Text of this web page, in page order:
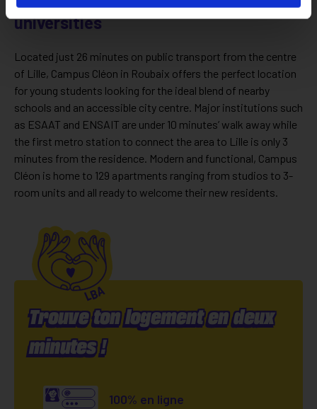
Just steps away from schools and
universities
Located just 26 minutes on public transport from the centre
of Lille, Campus Cléon in Roubaix offers the perfect location
for young students looking for the ideal blend of nearby
schools and an accessible city centre. Major institutions such
as ESAAT and ENSAIT are under 10 minutes’ walk away while
the first metro station to connect the area to Lille is only 3
minutes from the residence. Modern and functional, Campus
Cléon is home to 129 apartments ranging from studios to 3-
room units and all ready to welcome their new residents.
Trouve ton logement en deux
minutes !
100% en ligne